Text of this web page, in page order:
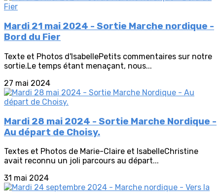
Mardi 21 mai 2024 - Sortie Marche nordique -
Bord du Fier
Texte et Photos d'IsabellePetits commentaires sur notre
sortie.Le temps étant menaçant, nous...
27 mai 2024
Mardi 28 mai 2024 - Sortie Marche Nordique -
Au départ de Choisy.
Textes et Photos de Marie-Claire et IsabelleChristine
avait reconnu un joli parcours au départ...
31 mai 2024